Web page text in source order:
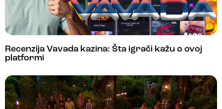
Recenzija Vavada kazina: Šta igrači kažu o ovoj
platformi